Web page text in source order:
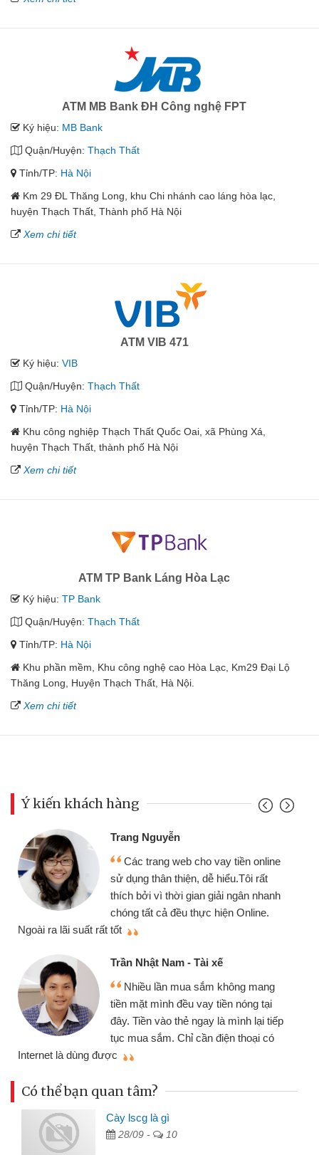
ATM MB Bank ĐH Công nghệ FPT
Ký hiệu: MB Bank
Quận/Huyện: Thạch Thất
Tỉnh/TP: Hà Nội
Km 29 ĐL Thăng Long, khu Chi nhánh cao láng hòa lạc,
huyện Thạch Thất, Thành phố Hà Nội
Xem chi tiết
ATM VIB 471
Ký hiệu: VIB
Quận/Huyện: Thạch Thất
Tỉnh/TP: Hà Nội
Khu công nghiệp Thạch Thất Quốc Oai, xã Phùng Xá,
huyện Thạch Thất, thành phố Hà Nội
Xem chi tiết
ATM TP Bank Láng Hòa Lạc
Ký hiệu: TP Bank
Quận/Huyện: Thạch Thất
Tỉnh/TP: Hà Nội
Khu phần mềm, Khu công nghệ cao Hòa Lạc, Km29 Đại Lộ
Thăng Long, Huyện Thạch Thất, Hà Nội.
Xem chi tiết
Ý kiến khách hàng
Đoàn Hữu Cảnh
Mình cần tiền gấp nên định cầm cố
chiếc xe wave nhưng thật may đã có
gói vay tiền bằng CMND online không
cần gặp mặt nên rất tiện lợi, sẽ giới
thiệu cho bạn bè biết
Cấn Văn Lực - Tạp hóa
Tôi kinh doanh buôn bán nhỏ lẻ
nhiều lúc cần vốn nhập hàng, nhờ biết
đến website qua bạn bè giới thiệu tôi
đã giải quyết được công việc của
Có thể bạn quan tâm?
Cày lscg là gì
28/09 - 10